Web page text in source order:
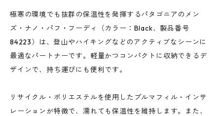
極寒の環境でも抜群の保温性を発揮するパタゴニアのメン
ズ・ナノ・パフ・フーディ（カラー：Black、製品番号
84223）は、登山やハイキングなどのアクティブなシーンに
最適なパートナーです。軽量かつコンパクトに収納できるデ
ザインで、持ち運びにも便利です。
リサイクル・ポリエステルを使用したプルマフィル・インサ
レーションが特徴で、濡れても保温性を維持します。また、